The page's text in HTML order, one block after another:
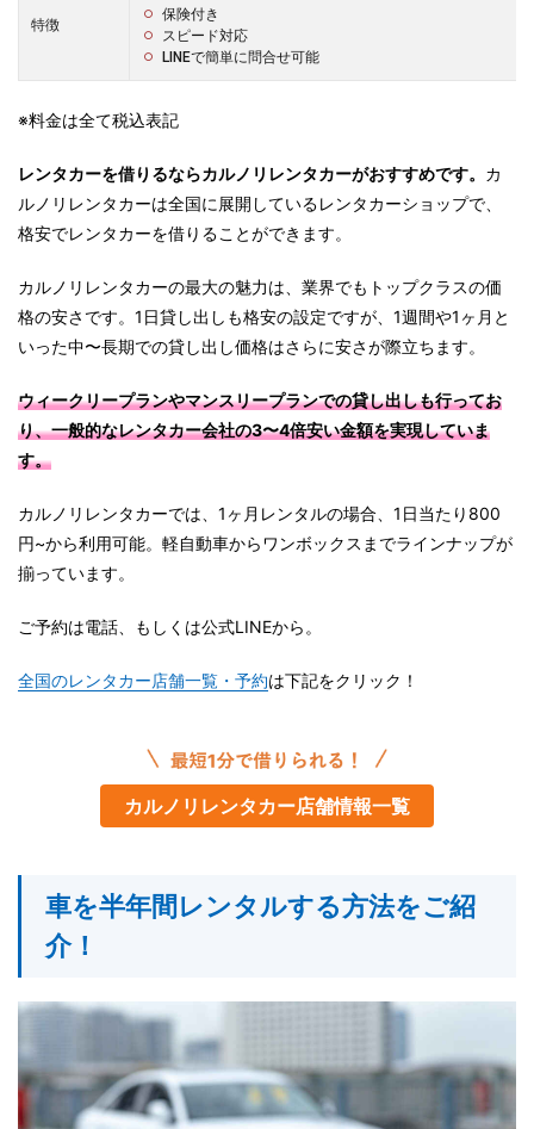
特徴
保険付き
スピード対応
LINEで簡単に問合せ可能
※料金は全て税込表記
レンタカーを借りるならカルノリレンタカーがおすすめです。 カ
ルノリレンタカーは全国に展開しているレンタカーショップで、
格安でレンタカーを借りることができます。
カルノリレンタカーの最大の魅力は、業界でもトップクラスの価
格の安さです。1日貸し出しも格安の設定ですが、1週間や1ヶ月と
いった中〜長期での貸し出し価格はさらに安さが際立ちます。
ウィークリープランやマンスリープランでの貸し出しも行ってお
り、一般的なレンタカー会社の3〜4倍安い金額を実現していま
す。
カルノリレンタカーでは、1ヶ月レンタルの場合、1日当たり800
円~から利用可能。軽自動車からワンボックスまでラインナップが
揃っています。
ご予約は電話、もしくは公式LINEから。
全国のレンタカー店舗一覧・予約は下記をクリック！
カルノリレンタカー店舗情報一覧
車を半年間レンタルする方法をご紹
介！